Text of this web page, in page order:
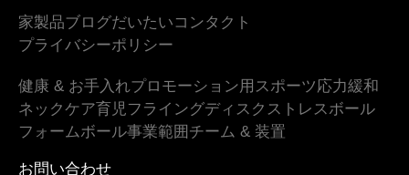
家製品ブログだいたいコンタクト
プライバシーポリシー
健康 & お手入れプロモーション用 スポーツ応力緩和
ネックケア育児 フライングディスク ストレスボール
フォームボール事業範囲 チーム & 装置
お問い合わせ